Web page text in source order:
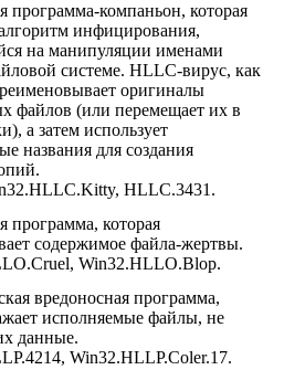
программа-компаньон, которая
инфицирования,
на манипуляции именами
системе. HLLC-вирус, как
оригиналы
файлов (или перемещает их в
а затем использует
названия для создания
HLLC.3431.
программа, которая
содержимое файла-жертвы.
Win32.HLLO.Blop.
вредоносная программа,
исполняемые файлы, не
данные.
Win32.HLLP.Coler.17.